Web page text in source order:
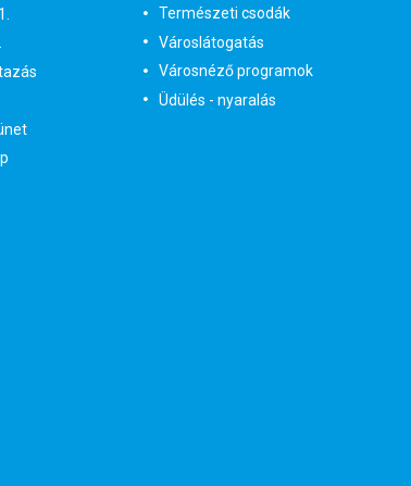
Természeti csodák
Városlátogatás
Városnéző programok
Üdülés - nyaralás